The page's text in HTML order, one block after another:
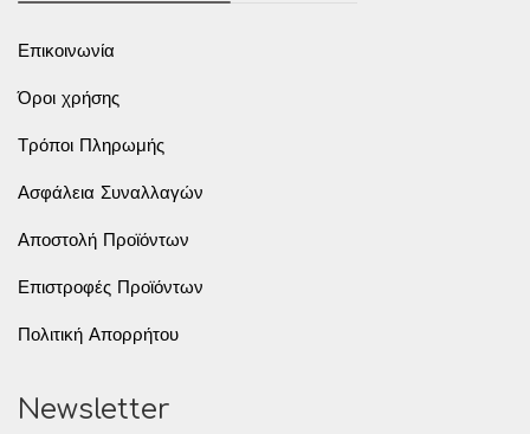
Επικοινωνία
Όροι χρήσης
Τρόποι Πληρωμής
Ασφάλεια Συναλλαγών
Αποστολή Προϊόντων
Επιστροφές Προϊόντων
Πολιτική Απορρήτου
Newsletter